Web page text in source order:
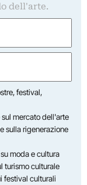
dell'arte.
festival,
mercato dell'arte
sulla rigenerazione
moda e cultura
turismo culturale
festival culturali